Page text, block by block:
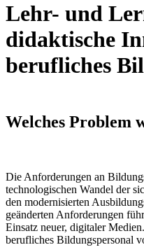
Lehr- und
didaktische
berufliches
Welches Problem
Die Anforderungen an
technologischen Wandel der
den modernisierten
geänderten Anforderungen
Einsatz neuer, digitaler
berufliches Bildungspersonal